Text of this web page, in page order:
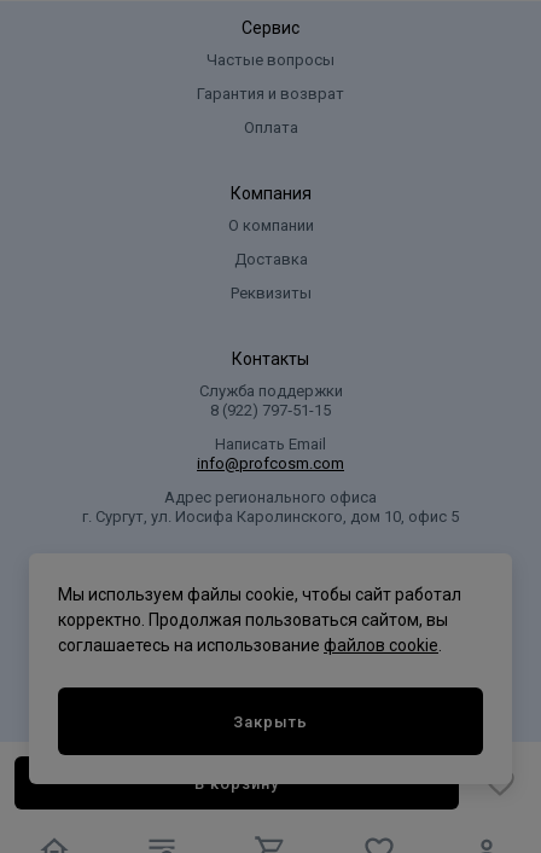
В корзину
Сервис
Частые вопросы
Гарантия и возврат
Оплата
Компания
О компании
Доставка
Реквизиты
Контакты
Служба поддержки
8 (922) 797‑51-15
Написать Email
info@profcosm.com
Адрес регионального офиса
г. Сургут, ул. Иосифа Каролинского, дом 10, офис 5
Мы используем файлы cookie, чтобы сайт работал
корректно. Продолжая пользоваться сайтом, вы
соглашаетесь на использование файлов cookie
Закрыть